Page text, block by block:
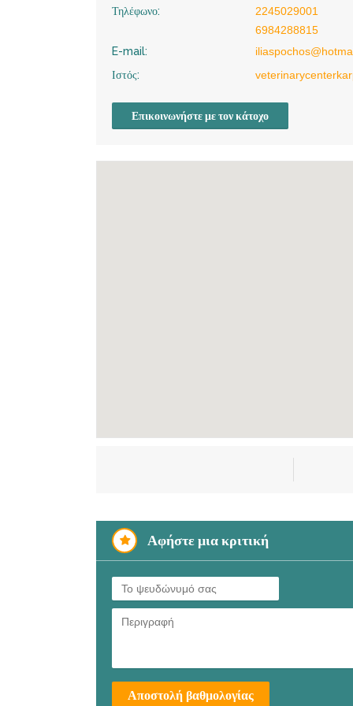
Τηλέφωνο:
2245029001
6984288815
E-mail:
Ιστός:
Επικοινωνήστε με τον κάτοχο
Αφήστε μια κριτική
Αποστολή βαθμολογίας